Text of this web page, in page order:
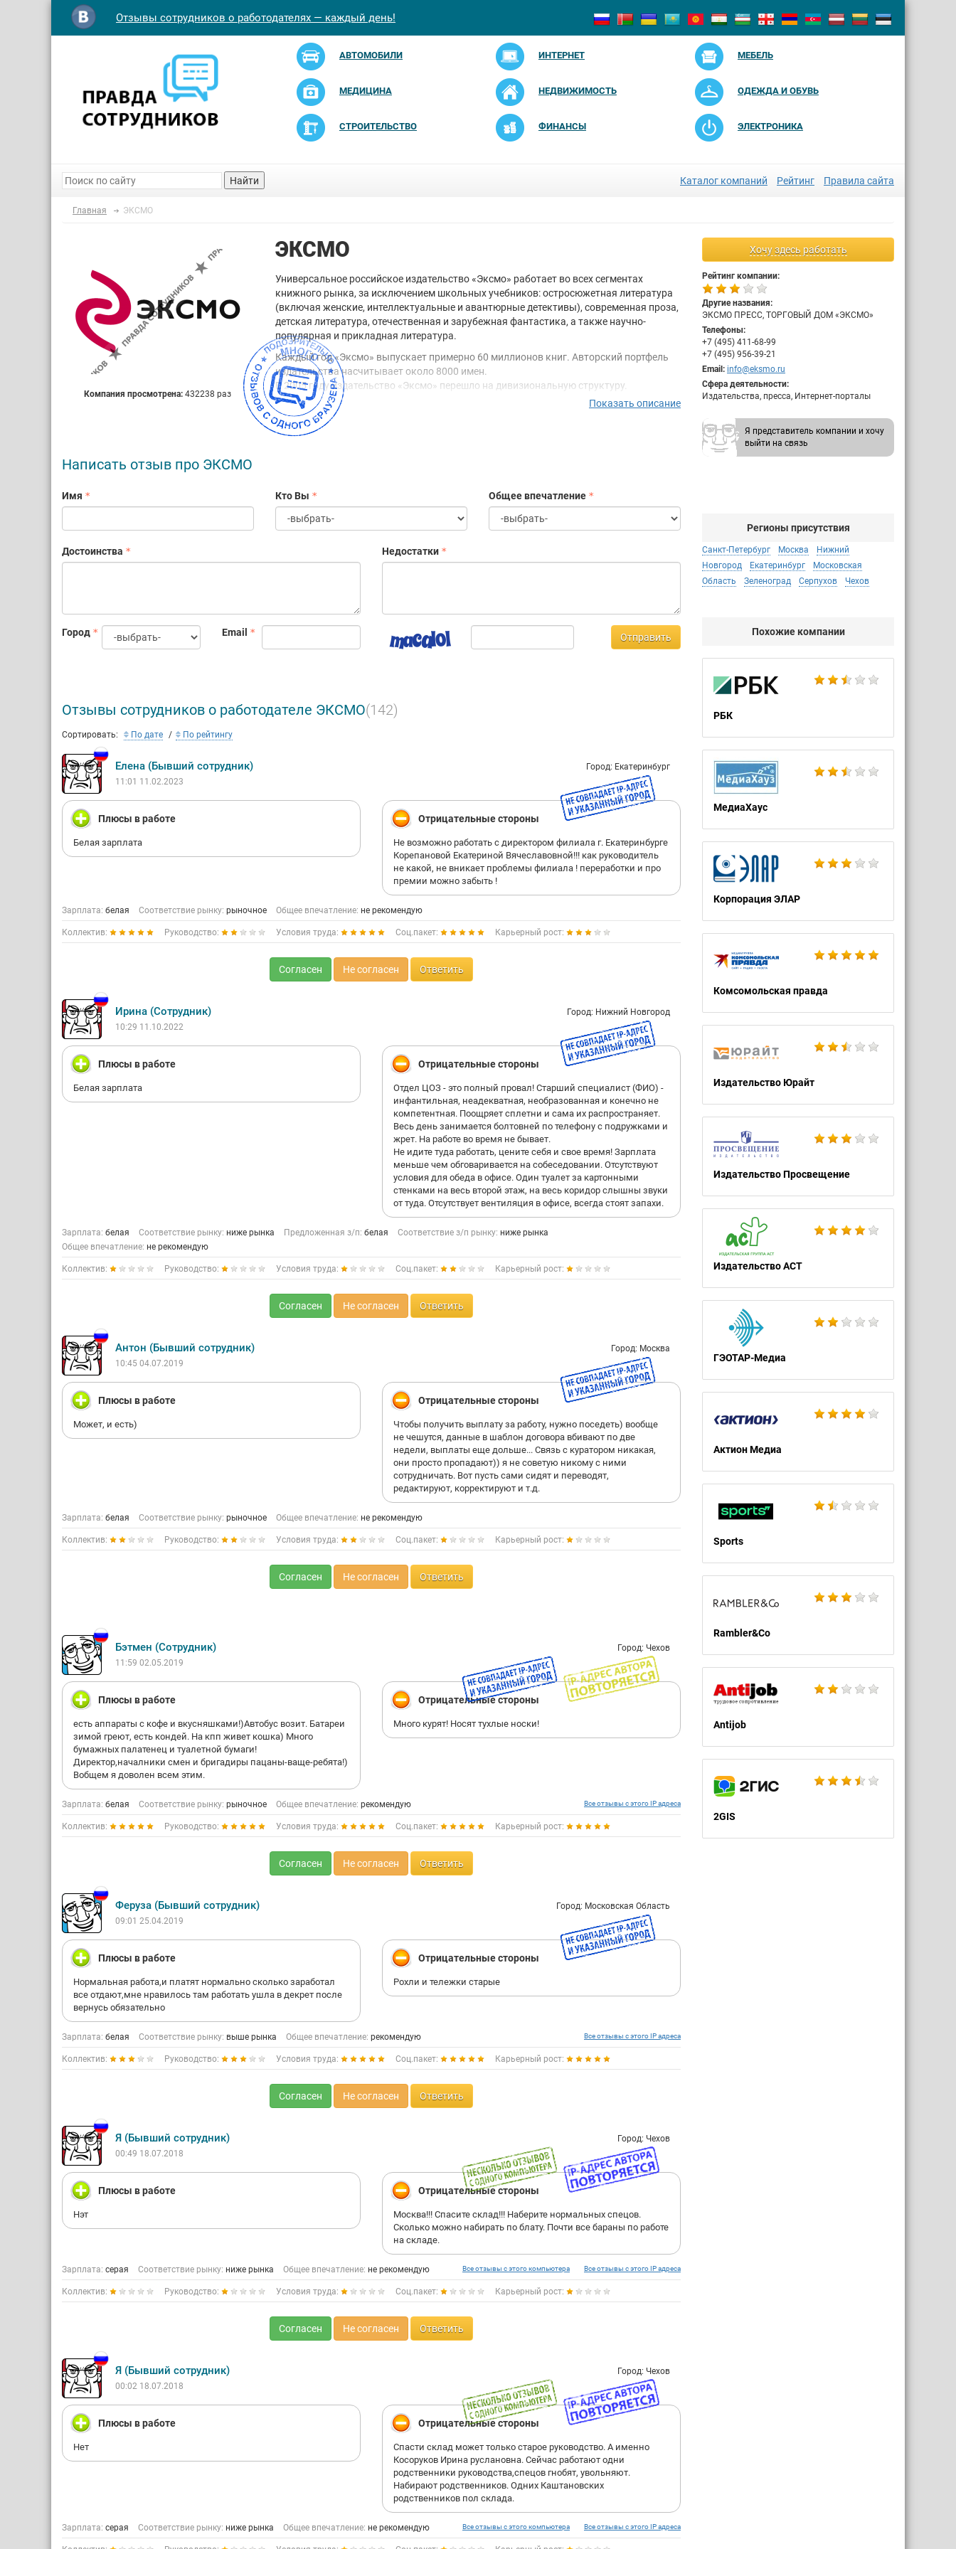
Отзывы сотрудников о работодателях — каждый день!
АВТОМОБИЛИ ИНТЕРНЕТ МЕБЕЛЬ
МЕДИЦИНА НЕДВИЖИМОСТЬ ОДЕЖДА И ОБУВЬ
СТРОИТЕЛЬСТВО ФИНАНСЫ ЭЛЕКТРОНИКА
Найти Каталог компаний Рейтинг Правила сайта
Главная ЭКСМО
Хочу здесь работать
Рейтинг компании:
Другие названия:
ЭКСМО ПРЕСС, ТОРГОВЫЙ ДОМ «ЭКСМО»
Телефоны:
+7 (495) 411-68-99
+7 (495) 956-39-21
Email: info@eksmo.ru
Сфера деятельности:
Издательства, пресса, Интернет-порталы
Я представитель компании и хочу
выйти на связь
Регионы присутствия
Санкт-Петербург Москва
Нижний
Новгород
Екатеринбург
Московская
Область
Зеленоград Серпухов Чехов
Похожие компании
РБК
МедиаХаус
Корпорация ЭЛАР
Комсомольская правда
Издательство Юрайт
Издательство Просвещение
Издательство АСТ
ГЭОТАР-Медиа
Актион Медиа
Sports
Rambler&Co
Antijob
2GIS
Компания просмотрена:432238 раз
ЭКСМО
Универсальное российское издательство «Эксмо» работает во всех сегментах
книжного рынка, за исключением школьных учебников: остросюжетная литература
(включая женские, интеллектуальные и авантюрные детективы), современная проза,
детская литература, отечественная и зарубежная фантастика, а также научно-
популярная и прикладная литература.
Каждый год «Эксмо» выпускает примерно 60 миллионов книг. Авторский портфель
издательства насчитывает около 8000 имен.
В 2005 году издательство «Эксмо» перешло на дивизиональную структуру.
Дивизионы по сути являются специализированными издательствами, которые
наделены всеми необходимыми полномочиями и контролируют весь процесс
создания книг. На данный момент в издательстве действуют 4 дивизиона:
17 лет.
Научно-популярной и прикладной литературы: путеводители, кулинарные
книги, книги по воспитанию, здоровью, саду и огороду.
Показать описание
Написать отзыв про ЭКСМО
Имя Кто Вы Общее впечатление
Достоинства Недостатки
Город Email Отправить
Отзывы сотрудников о работодателе ЭКСМО(142)
Сортировать: По дате По рейтингу
Елена (Бывший сотрудник)
Город: Екатеринбург
11:01 11.02.2023
Плюсы в работе
Белая зарплата
Отрицательные стороны
Не возможно работать с директором филиала г. Екатеринбурге
Корепановой Екатериной Вячеславовной!!! как руководитель
не какой, не вникает проблемы филиала ! переработки и про
премии можно забыть !
Зарплата: белая Соответствие рынку: рыночное Общее впечатление: не рекомендую
Коллектив: Руководство: Условия труда: Соц.пакет: Карьерный рост:
Согласен Не согласен Ответить
Ирина (Сотрудник)
Город: Нижний Новгород
10:29 11.10.2022
Плюсы в работе
Белая зарплата
Отрицательные стороны
Отдел ЦОЗ - это полный провал! Старший специалист (ФИО) -
инфантильная, неадекватная, необразованная и конечно не
компетентная. Поощряет сплетни и сама их распространяет.
Весь день занимается болтовней по телефону с подружками и
жрет. На работе во время не бывает.
Не идите туда работать, цените себя и свое время! Зарплата
меньше чем обговаривается на собеседовании. Отсутствуют
условия для обеда в офисе. Один туалет за картонными
стенками на весь второй этаж, на весь коридор слышны звуки
от туда. Отсутствует вентиляция в офисе, всегда стоят запахи.
Зарплата: белая Соответствие рынку: ниже рынка Предложенная з/п: белая Соответствие з/п рынку: ниже рынка
Общее впечатление: не рекомендую
Коллектив: Руководство: Условия труда: Соц.пакет: Карьерный рост:
Согласен Не согласен Ответить
Антон (Бывший сотрудник)
Город: Москва
10:45 04.07.2019
Плюсы в работе
Может, и есть)
Отрицательные стороны
Чтобы получить выплату за работу, нужно поседеть) вообще
не чешутся, данные в шаблон договора вбивают по две
недели, выплаты еще дольше... Связь с куратором никакая,
они просто пропадают)) я не советую никому с ними
сотрудничать. Вот пусть сами сидят и переводят,
редактируют, корректируют и т.д.
Зарплата: белая Соответствие рынку: рыночное Общее впечатление: не рекомендую
Коллектив: Руководство: Условия труда: Соц.пакет: Карьерный рост:
Согласен Не согласен Ответить
Бэтмен (Сотрудник)
Город: Чехов
11:59 02.05.2019
Плюсы в работе
есть аппараты с кофе и вкусняшками!)Автобус возит. Батареи
зимой греют, есть кондей. На кпп живет кошка) Много
бумажных палатенец и туалетной бумаги!
Директор,началники смен и бригадиры пацаны-ваще-ребята!)
Вобщем я доволен всем этим.
Отрицательные стороны
Много курят! Носят тухлые носки!
Зарплата: белая Соответствие рынку: рыночное Общее впечатление: рекомендую Все отзывы с этого IP адреса
Коллектив: Руководство: Условия труда: Соц.пакет: Карьерный рост:
Согласен Не согласен Ответить
Феруза (Бывший сотрудник)
Город: Московская Область
09:01 25.04.2019
Плюсы в работе
Нормальная работа,и платят нормально сколько заработал
все отдают,мне нравилось там работать ушла в декрет после
вернусь обязательно
Отрицательные стороны
Рохли и тележки старые
Зарплата: белая Соответствие рынку: выше рынка Общее впечатление: рекомендую Все отзывы с этого IP адреса
Коллектив: Руководство: Условия труда: Соц.пакет: Карьерный рост:
Согласен Не согласен Ответить
Я (Бывший сотрудник)
Город: Чехов
00:49 18.07.2018
Плюсы в работе
Нэт
Отрицательные стороны
Москва!!! Спасите склад!!! Наберите нормальных спецов.
Сколько можно набирать по блату. Почти все бараны по работе
на складе.
Зарплата: серая Соответствие рынку: ниже рынка Общее впечатление: не рекомендую Все отзывы с этого IP адреса
Все отзывы с этого компьютера
Коллектив: Руководство: Условия труда: Соц.пакет: Карьерный рост:
Согласен Не согласен Ответить
Я (Бывший сотрудник)
Город: Чехов
00:02 18.07.2018
Плюсы в работе
Нет
Отрицательные стороны
Спасти склад может только старое руководство. А именно
Косоруков Ирина руслановна. Сейчас работают одни
родственники руководства,спецов гнобят, увольняют.
Набирают родственников. Одних Каштановских
родственников пол склада.
Зарплата: серая Соответствие рынку: ниже рынка Общее впечатление: не рекомендую Все отзывы с этого IP адреса
Все отзывы с этого компьютера